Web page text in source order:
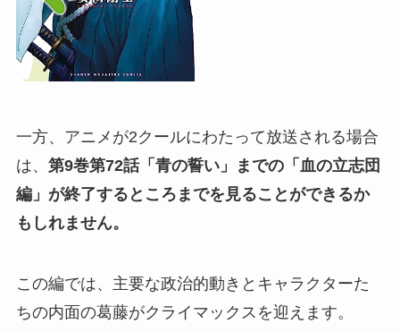
一方、アニメが2クールにわたって放送される場合
は、 第9巻第72話「青の誓い」までの「血の立志団
編」が終了するところまでを見ることができるか
もしれません。
この編では、主要な政治的動きとキャラクターた
ちの内面の葛藤がクライマックスを迎えます。